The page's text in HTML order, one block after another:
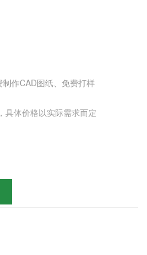
作CAD图纸、免费打样
具体价格以实际需求而定